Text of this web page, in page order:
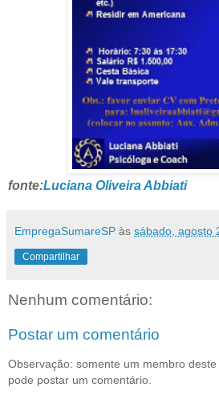
fonte:Luciana Oliveira Abbiati
EmpregaSumareSP às sábado, agosto
Compartilhar
Nenhum comentário:
Postar um comentário
Observação: somente um membro deste
pode postar um comentário.